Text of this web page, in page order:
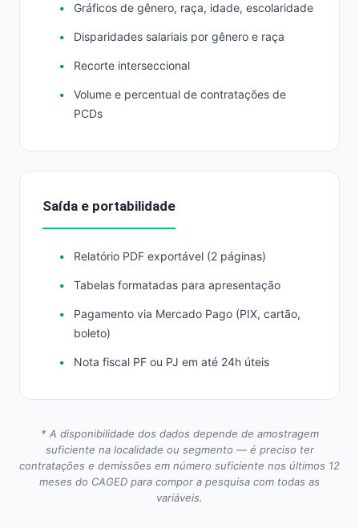
Gráficos de gênero, raça, idade, escolaridade
Disparidades salariais por gênero e raça
Recorte interseccional
Volume e percentual de contratações de
PCDs
Saída e portabilidade
Relatório PDF exportável (2 páginas)
Tabelas formatadas para apresentação
Pagamento via Mercado Pago (PIX, cartão,
boleto)
Nota fiscal PF ou PJ em até 24h úteis
* A disponibilidade dos dados depende de amostragem
suficiente na localidade ou segmento — é preciso ter
contratações e demissões em número suficiente nos últimos 12
meses do CAGED para compor a pesquisa com todas as
variáveis.